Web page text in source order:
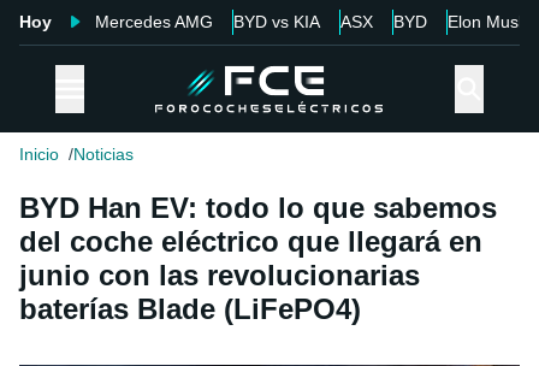
Hoy Mercedes AMG BYD vs KIA ASX BYD Elon Musk
Inicio Noticias
BYD Han EV: todo lo que sabemos
del coche eléctrico que llegará en
junio con las revolucionarias
baterías Blade (LiFePO4)